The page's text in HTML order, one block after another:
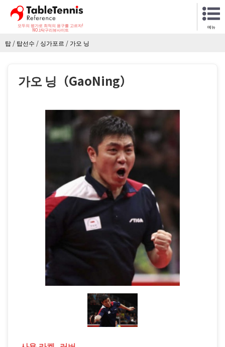
모두의 평가로 최적의 용구를 고르자!
NO.1탁구리뷰사이트
메뉴
탑 / 탑선수 /싱가포르 / 가오 닝
가오 닝（GaoNing）